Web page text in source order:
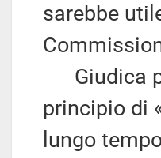
sarebbe
Giudica
principio di
lungo